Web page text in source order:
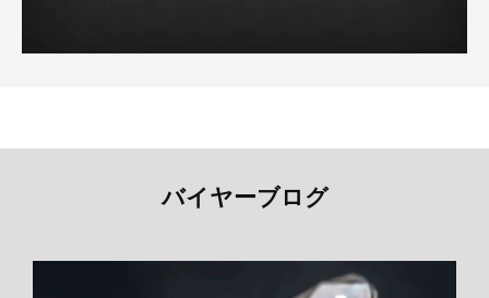
バイヤーブログ